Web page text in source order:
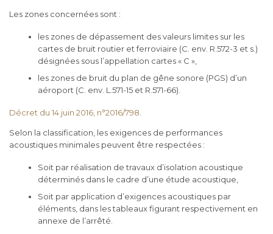
Les zones concernées sont :
les zones de dépassement des valeurs limites sur les
cartes de bruit routier et ferroviaire (C. env. R.572-3 et s.)
désignées sous l’appellation cartes « C »,
les zones de bruit du plan de gêne sonore (PGS) d’un
aéroport (C. env. L.571-15 et R.571-66).
Décret du 14 juin 2016, n°2016/798
Selon la classification, les exigences de performances
acoustiques minimales peuvent être respectées :
Soit par réalisation de travaux d’isolation acoustique
déterminés dans le cadre d’une étude acoustique,
Soit par application d’exigences acoustiques par
éléments, dans les tableaux figurant respectivement en
annexe de l’arrêté.